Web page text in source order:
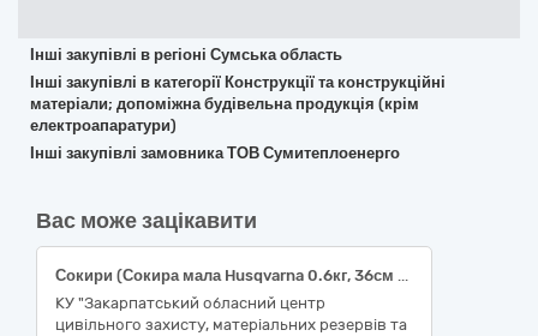
Інші закупівлі в регіоні Сумська область
Інші закупівлі в категорії Конструкції та конструкційні
матеріали; допоміжна будівельна продукція (крім
електроапаратури)
Інші закупівлі замовника ТОВ Сумитеплоенерго
Вас може зацікавити
Сокири (Сокира мала Husqvarna 0.6кг, 36см (5976277-01) або еквівалент), 900 шт.
КУ "Закарпатський обласний центр
цивільного захисту, матеріальних резервів та